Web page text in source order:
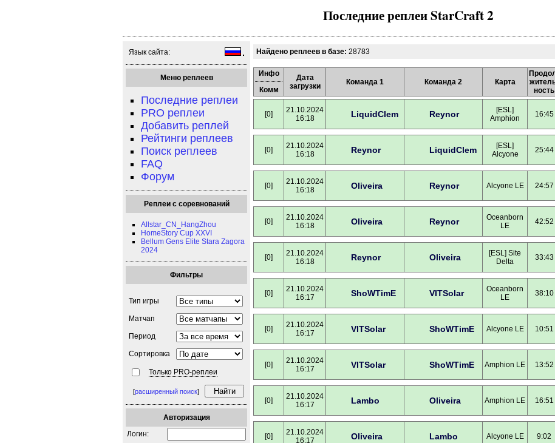
Последние реплеи StarCraft 2
Язык сайта:
Меню реплеев
Последние реплеи
PRO реплеи
Добавить реплей
Рейтинги реплеев
Поиск реплеев
FAQ
Форум
Реплеи с соревнований
Allstar_CN_HangZhou
HomeStory Cup XXVI
Bellum Gens Elite Stara Zagora
2024
Фильтры
Тип игры
Матчап
Период
Сортировка
Только PRO-реплеи
[расширенный поиск]
Авторизация
Логин:
Найдено реплеев в базе: 28783
Инфо
Комм
Дата
загрузки
Команда 1 Команда 2 Карта
ность
[0]
21.10.2024
16:18
LiquidClem Reynor
[ESL]
Amphion
16:45
[0]
21.10.2024
16:18
Reynor LiquidClem
[ESL]
Alcyone
25:44
[0]
21.10.2024
16:18
Oliveira Reynor Alcyone LE 24:57
[0]
21.10.2024
16:18
Oliveira Reynor
Oceanborn
LE
42:52
[0]
21.10.2024
16:18
Reynor Oliveira
[ESL] Site
Delta
33:43
[0]
21.10.2024
16:17
ShoWTimE VITSolar
Oceanborn
LE
38:10
[0]
21.10.2024
16:17
VITSolar ShoWTimE Alcyone LE 10:51
[0]
21.10.2024
16:17
VITSolar ShoWTimE Amphion LE 13:52
[0]
21.10.2024
16:17
Lambo Oliveira Amphion LE 16:51
[0]
21.10.2024
16:17
Oliveira Lambo Alcyone LE 9:02